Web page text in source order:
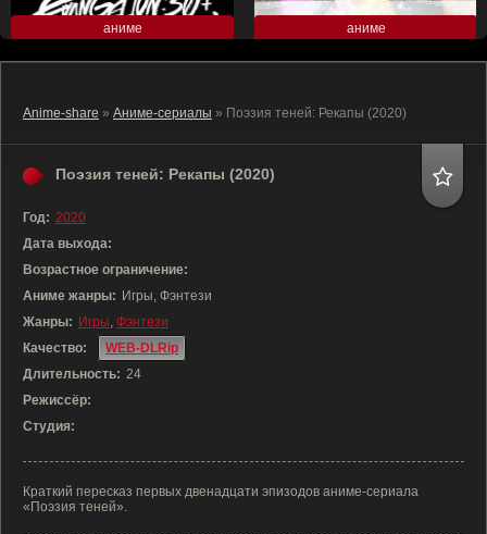
аниме аниме
Anime-share » Аниме-сериалы » Поэзия теней: Рекапы (2020)
Поэзия теней: Рекапы (2020)
Год: 2020
Дата выхода:
Возрастное ограничение:
Аниме жанры: Игры, Фэнтези
Жанры: Игры, Фэнтези
Качество:
WEB-DLRip
Длительность: 24
Режиссёр:
Студия:
Краткий пересказ первых двенадцати эпизодов аниме-сериала
«Поэзия теней».